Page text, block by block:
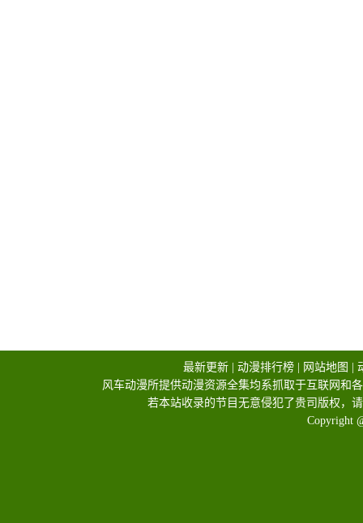
最新更新 动漫排行榜 网站地图
风车动漫所提供动漫资源全集均系抓取于互联网和
若本站收录的节目无意侵犯了贵司版权，
Copyright